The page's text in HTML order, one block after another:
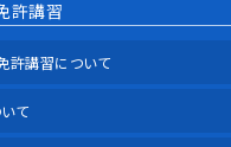
許講習
許講習について
て